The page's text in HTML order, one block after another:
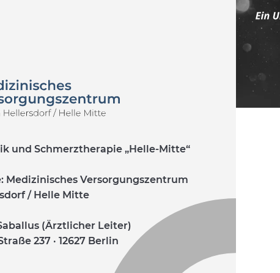
und Schmerztherapie „Helle-Mitte“
Medizinisches Versorgungszentrum
/ Helle Mitte
(Ärztlicher Leiter)
237 · 12627 Berlin